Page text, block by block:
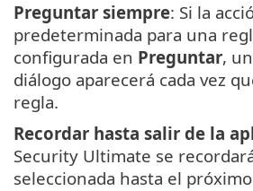
Preguntar siempre: Si la
predeterminada para una
configurada en Preguntar,
diálogo aparecerá cada vez
regla.
Recordar hasta salir de la
Security Ultimate se
seleccionada hasta el